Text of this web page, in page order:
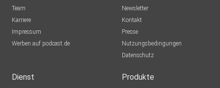
Team
Karriere
Impressum
Werben auf podcast.de
Newsletter
Kontakt
Presse
Nutzungsbedingungen
Datenschutz
Dienst Produkte